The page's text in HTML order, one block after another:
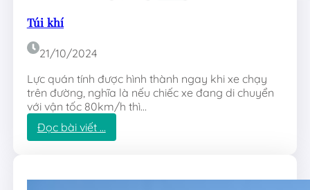
Túi khí
21/10/2024
Lực quán tính được hình thành ngay khi xe chạy
trên đường, nghĩa là nếu chiếc xe đang di chuyển
với vận tốc 80km/h thì…
Đọc bài viết …:
T
k